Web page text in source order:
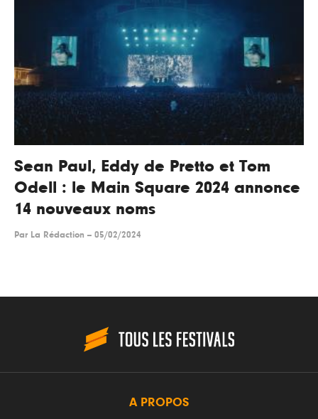
Sean Paul, Eddy de Pretto et Tom
Odell : le Main Square 2024 annonce
14 nouveaux noms
Par La Rédaction -- 05/02/2024
A PROPOS